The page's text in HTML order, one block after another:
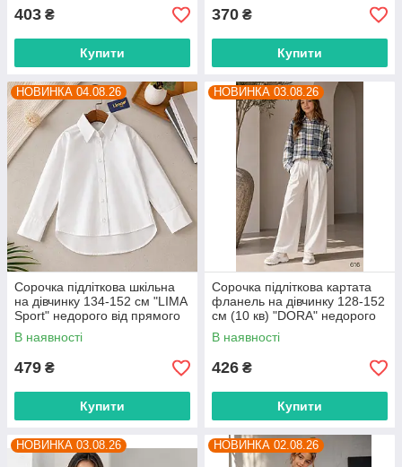
403 ₴
Купити
370 ₴
Купити
НОВИНКА 04.08.26
Сорочка підліткова шкільна
на дівчинку 134-152 см "LIMA
Sport" недорого від прямого
постачальника
В наявності
479 ₴
Купити
НОВИНКА 03.08.26
Сорочка підліткова картата
фланель на дівчинку 128-152
см (10 кв) "DORA" недорого
від прямого постачальника
В наявності
426 ₴
Купити
НОВИНКА 03.08.26 НОВИНКА 02.08.26